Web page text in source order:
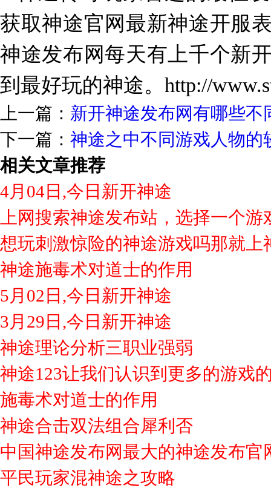
获取神途官网最新神途开服
神途发布网每天有上千个新
到最好玩的神途。 http://
上一篇： 新开神途发布网有哪些不
下一篇： 神途之中不同游戏人物的
相关文章推荐
4月04日,今日新开神途
上网搜索神途发布站，选择一个
想玩刺激惊险的神途游戏吗那就上
神途施毒术对道士的作用
5月02日,今日新开神途
3月29日,今日新开神途
神途理论分析三职业强弱
神途123让我们认识到更多的游戏
施毒术对道士的作用
神途合击双法组合犀利否
中国神途发布网最大的神途发布官
平民玩家混神途之攻略